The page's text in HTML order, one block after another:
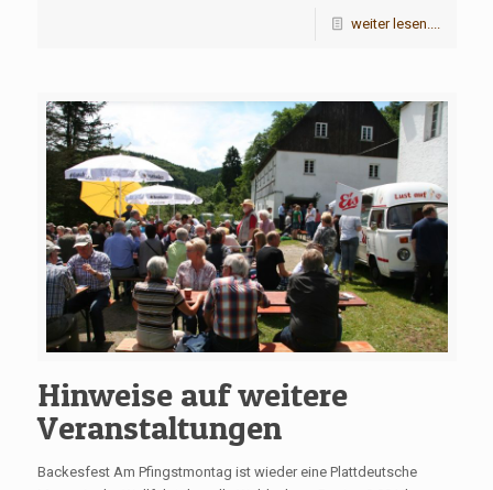
weiter lesen....
Hinweise auf weitere
Veranstaltungen
Backesfest Am Pfingstmontag ist wieder eine Plattdeutsche